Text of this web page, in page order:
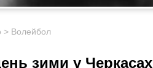
> Волейбол
зими у